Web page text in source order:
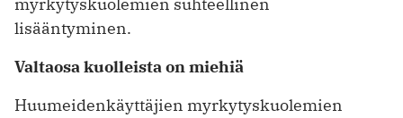
myrkytyskuolemien suhteellinen
lisääntyminen.
Valtaosa kuolleista on miehiä
Huumeidenkäyttäjien myrkytyskuolemien